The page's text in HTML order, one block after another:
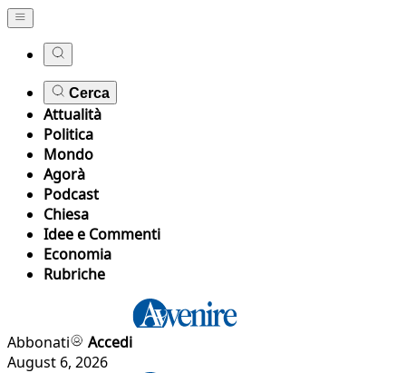
Cerca
Attualità
Politica
Mondo
Agorà
Podcast
Chiesa
Idee e Commenti
Economia
Rubriche
Abbonati
Accedi
August 6, 2026